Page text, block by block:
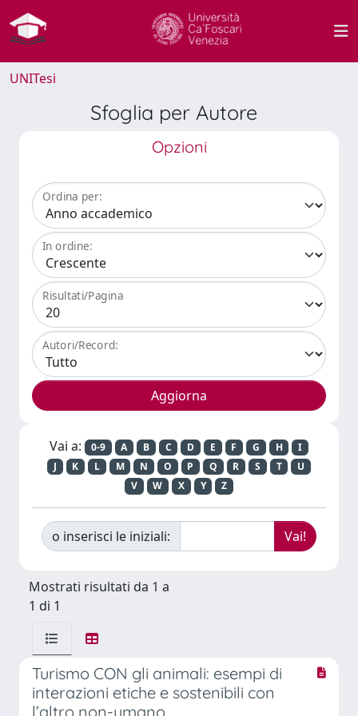
UNITesi
Sfoglia per Autore
Opzioni
Ordina per:
In ordine:
Risultati/Pagina
Autori/Record:
Vai a: 0-9 A B C D E F G H
I
J
K L M N O P Q R S T
U
V
W X Y Z
o inserisci le iniziali:
Mostrati risultati da 1 a
1 di 1
Turismo CON gli animali: esempi di
interazioni etiche e sostenibili con
l’altro non-umano